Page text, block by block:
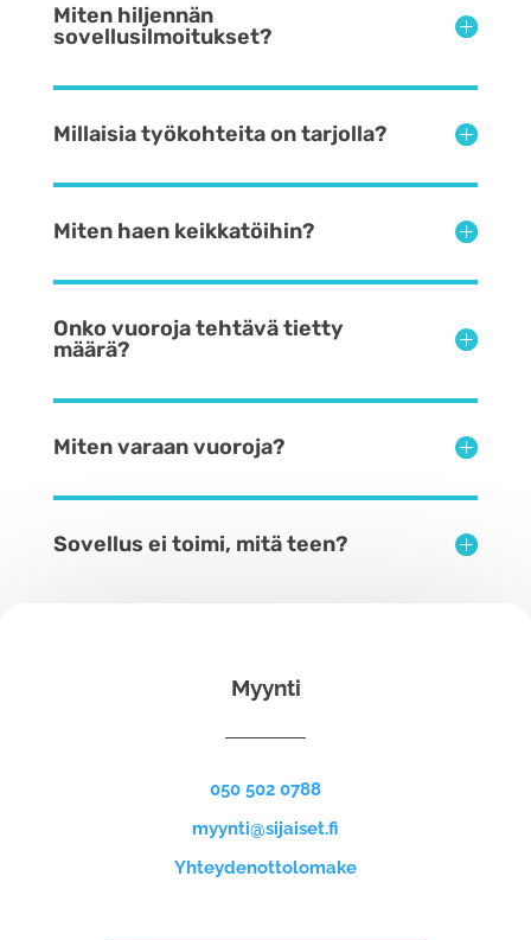
Miten hiljennän
sovellusilmoitukset?
Millaisia työkohteita on tarjolla?
Miten haen keikkatöihin?
Onko vuoroja tehtävä tietty
määrä?
Miten varaan vuoroja?
Sovellus ei toimi, mitä teen?
Myynti
050 502 0788
myynti@sijaiset.fi
Yhteydenottolomake